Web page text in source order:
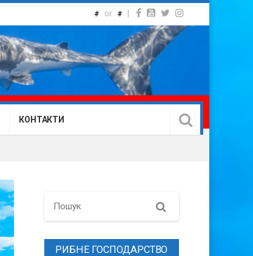
# or #
КОНТАКТИ
Search
РИБНЕ ГОСПОДАРСТВО